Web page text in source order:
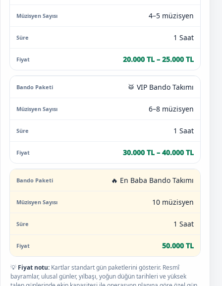
4–5 müzisyen
1 Saat
20.000 TL – 25.000 TL
🥁 VIP Bando Takımı
6–8 müzisyen
1 Saat
30.000 TL – 40.000 TL
🔥 En Baba Bando Takımı
10 müzisyen
1 Saat
50.000 TL
💡 Fiyat notu: Kartlar standart gün paketlerini gösterir. Resmî
bayramlar, ulusal günler, yılbaşı, yoğun düğün tarihleri ve yüksek